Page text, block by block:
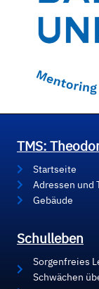
TMS:
Startseite
Adressen und
Gebäude
Schulleben
Sorgenfreies
Schwächen